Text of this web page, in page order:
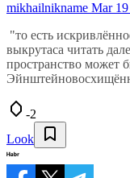
mikhailnikname Mar
"то есть
выкрутаса читать
пространство может
-2
Look